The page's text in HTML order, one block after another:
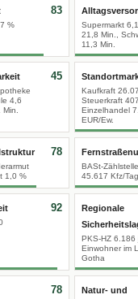
%
83
Supermarkt
21,8 Min.,
11,3 Min.
4,6
45
Kaufkraft
Steuerkraft 407
Einzelhandel
EUR/Ew.
1,0 %
78
BASt-
45.617 Kfz/Tag
92
Regionale
PKS-HZ
Einwohner im
Gotha
78
Natur- und